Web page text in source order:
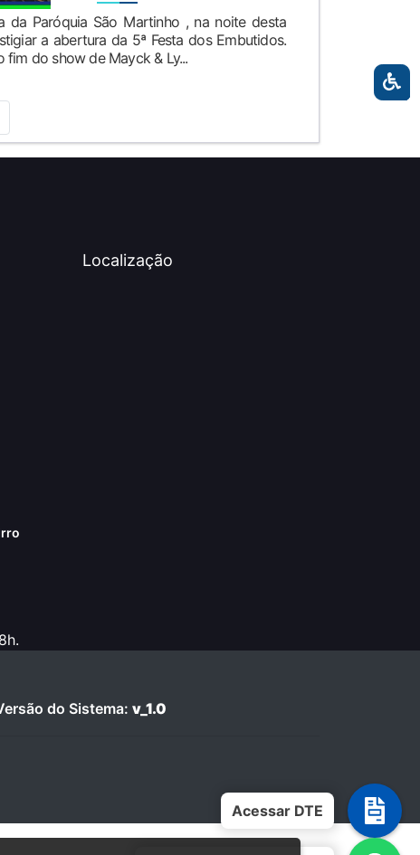
da Paróquia São Martinho , na noite desta
a abertura da 5ª Festa dos Embutidos.
do show de Mayck & Ly...
Acessar DTE
Localização
do Sistema: v_1.0